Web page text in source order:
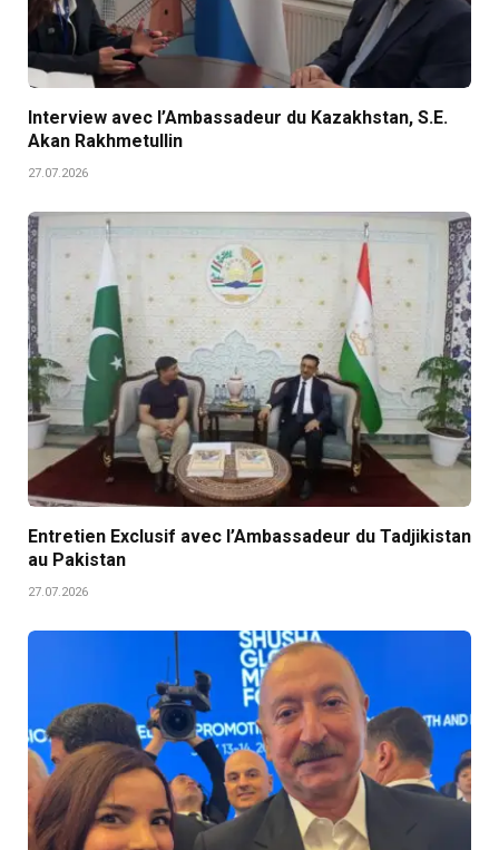
Interview avec l’Ambassadeur du Kazakhstan, S.E.
Akan Rakhmetullin
27.07.2026
Entretien Exclusif avec l’Ambassadeur du Tadjikistan
au Pakistan
27.07.2026